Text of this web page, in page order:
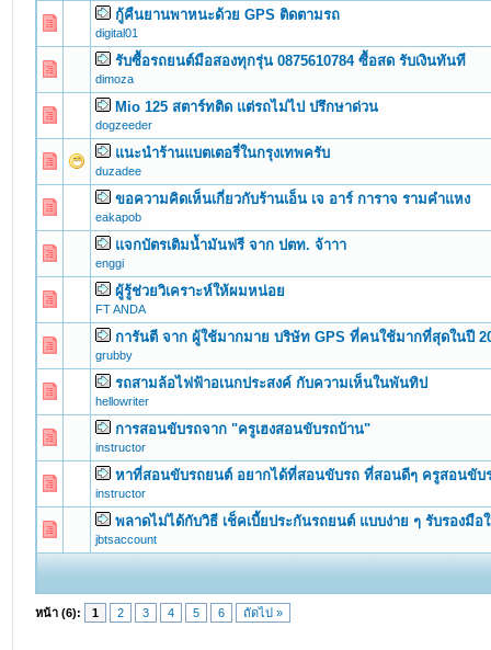
กู้คืนยานพาหนะด้วย GPS ติดตามรถ
digital01
0 Vote(s) - 0 out of 5 in Average
1234 5
รับซื้อรถยนต์มือสองทุกรุ่น 0875610784 ซื้อสด รับเงินทันที
dimoza
0 Vote(s) - 0 out of 5 in Average
12345
Mio 125 สตาร์ทติด แต่รถไม่ไป ปรึกษาด่วน
dogzeeder
0 Vote(s) - 0 out of 5 in Average
12345
แนะนำร้านแบตเตอรี่ในกรุงเทพครับ
duzadee
0 Vote(s) - 0 out of 5 in Average
12345
ขอความคิดเห็นเกี่ยวกับร้านเอ็น เจ อาร์ การาจ รามคำแหง
eakapob
0 Vote(s) - 0 out of 5 in Average
12345
แจกบัตรเติมน้ำมันฟรี จาก ปตท. จ้าาา
enggi
0 Vote(s) - 0 out of 5 in Average
1234 5
ผู้รู้ช่วยวิเคราะห์ให้ผมหน่อย
FT ANDA
0 Vote(s) - 0 out of 5 in Average
1 2345
การันตี จาก ผู้ใช้มากมาย บริษัท GPS ที่คนใช้มากที่สุดในปี
grubby
0 Vote(s) - 0 out of 5 in Average
123 45
รถสามล้อไฟฟ้าอเนกประสงค์ กับความเห็นในพันทิป
hellowriter
0 Vote(s) - 0 out of 5 in Average
12345
การสอนขับรถจาก "ครูเฮงสอนขับรถบ้าน"
instructor
0 Vote(s) - 0 out of 5 in Average
1 23 5
หาที่สอนขับรถยนต์ อยากได้ที่สอนขับรถ ที่สอนดีๆ ครูสอนขับร
instructor
0 Vote(s) - 0 out of 5 in Average
1 2345
พลาดไม่ได้กับวิธี เช็คเบี้ยประกันรถยนต์ แบบง่าย ๆ รับรองมือ
jbtsaccount
0 Vote(s) - 0 out of 5 in Average
12 345
หน้า (6): 1 2 3 4 5 6 ถัดไป »